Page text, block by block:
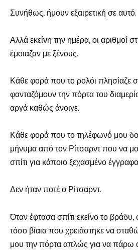
Συνήθως, ήμουν εξαιρετική σε αυτό.
Αλλά εκείνη την ημέρα, οι αριθμοί
έμοιαζαν με ξένους.
Κάθε φορά που το ρολόι πλησίαζε
φανταζόμουν την πόρτα του
αργά καθώς άνοιγε.
Κάθε φορά που το τηλέφωνό μου
μήνυμα από τον Ρίτσαρντ που να
σπίτι για κάποιο ξεχασμένο
Δεν ήταν ποτέ ο Ρίτσαρντ.
Όταν έφτασα σπίτι εκείνο το
τόσο βίαια που χρειάστηκε να
μου την πόρτα απλώς για να πάρω